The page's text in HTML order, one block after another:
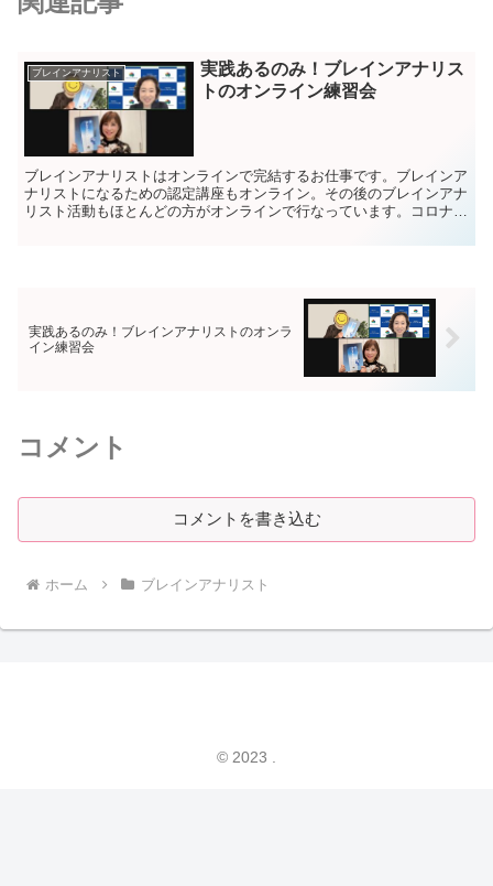
ブレインアナリスト
実践あるのみ！ブレインアナリス
トのオンライン練習会
ブレインアナリストはオンラインで完結するお仕事です。ブレインア
ナリストになるための認定講座もオンライン。その後のブレインアナ
リスト活動もほとんどの方がオンラインで行なっています。コロナ禍
実践あるのみ！ブレインアナリストのオンラ
イン練習会
コメント
コメントを書き込む
ホーム ブレインアナリスト
© 2023 .